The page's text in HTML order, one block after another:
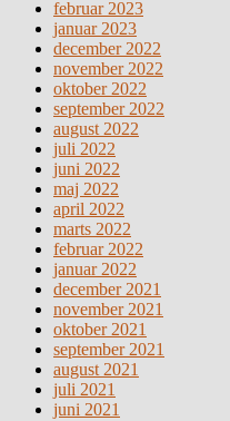
februar 2023
januar 2023
december 2022
november 2022
oktober 2022
september 2022
august 2022
juli 2022
juni 2022
maj 2022
april 2022
marts 2022
februar 2022
januar 2022
december 2021
november 2021
oktober 2021
september 2021
august 2021
juli 2021
juni 2021